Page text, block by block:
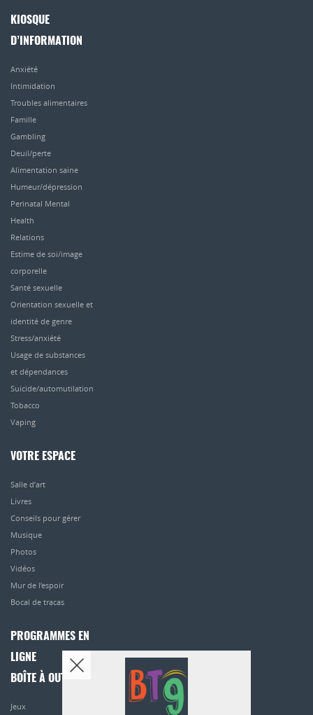
KIOSQUE
D’INFORMATION
Anxiété
Intimidation
Troubles alimentaires
Famille
Gambling
Deuil/perte
Alimentation saine
Humeur/dépression
Perinatal Mental
Health
Relations
Estime de soi/image
corporelle
Santé sexuelle
Orientation sexuelle et
identité de genre
Stress/anxiété
Usage de substances
et dépendances
Suicide/automutilation
Tobacco
Vaping
VOTRE ESPACE
Salle d’art
Livres
Conseils pour gérer
Musique
Photos
Vidéos
Mur de l’espoir
Bocal de tracas
PROGRAMMES EN
LIGNE
BOÎTE À OUTILS
Jeux